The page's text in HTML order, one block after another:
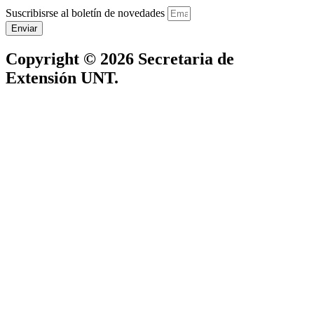
Suscribisrse al boletín de novedades
Enviar
Copyright © 2026 Secretaria de
Extensión UNT.